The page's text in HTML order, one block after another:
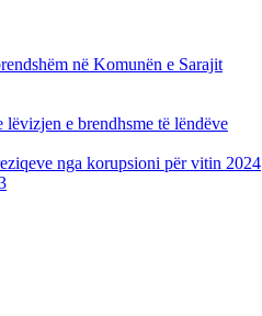
në Komunën e Sarajit
e brendhsme të lëndëve
nga korupsioni për vitin 2024